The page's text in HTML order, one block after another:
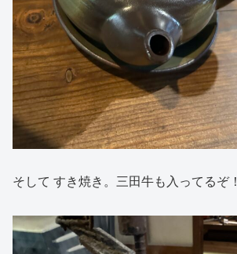
そして すき焼き。三田牛も入ってるぞ！